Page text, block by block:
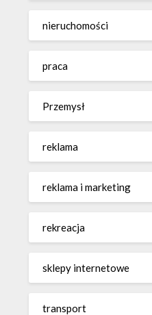
nieruchomości
praca
Przemysł
reklama
reklama i marketing
rekreacja
sklepy internetowe
transport